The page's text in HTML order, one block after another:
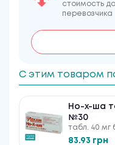
стоимость
перевозчика
С этим товаром
Но-х-ша
№30
табл. 40 мг
83.93 грн